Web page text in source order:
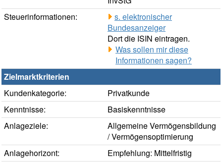
Steuerinformationen:
s. elektronischer
Bundesanzeiger
Dort die ISIN eintragen.
Was sollen mir diese
Informationen sagen?
Zielmarktkriterien
Kundenkategorie:
Privatkunde
Kenntnisse:
Basiskenntnisse
Anlageziele:
Allgemeine Vermögensbildung
/ Vermögensoptimierung
Anlagehorizont:
Empfehlung: Mittelfristig